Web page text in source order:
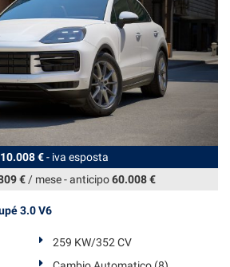
€- iva esposta
€/ mese-anticipo60.008 €
3.0 V6
259 KW/352 CV